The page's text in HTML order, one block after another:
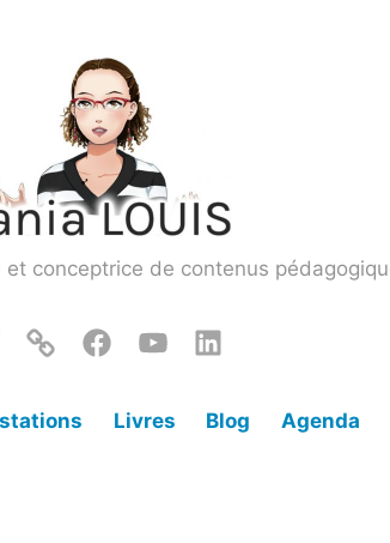
conceptrice de contenus
Mastodon
Facebook
YouTubeLinkedIn
Livres Blog Agenda